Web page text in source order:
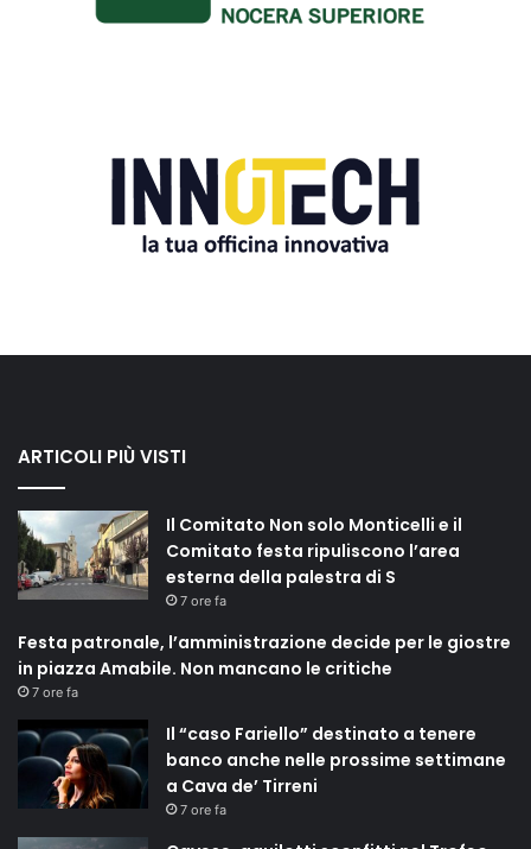
ARTICOLI PIÙ VISTI
Il Comitato Non solo Monticelli e il
Comitato festa ripuliscono l’area
esterna della palestra di S
7 ore fa
Festa patronale, l’amministrazione decide per le giostre
in piazza Amabile. Non mancano le critiche
7 ore fa
Il “caso Fariello” destinato a tenere
banco anche nelle prossime settimane
a Cava de’ Tirreni
7 ore fa